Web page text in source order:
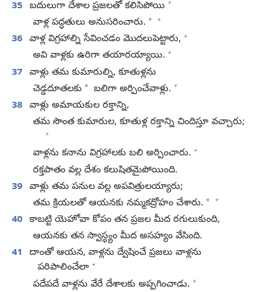
35 బదులుగా దేశాల ప్రజలతో కలిసిపోయి +
వాళ్ల పద్ధతులు అనుసరించారు. * +
36 వాళ్ల విగ్రహాల్ని సేవించడం మొదలుపెట్టారు, +
అవి వాళ్లకు ఉరిగా తయారయ్యాయి. +
37 వాళ్లు తమ కుమారుల్ని, కూతుళ్లను
చెడ్డదూతలకు * బలిగా అర్పించేవాళ్లు. +
38 వాళ్లు అమాయకుల రక్తాన్ని,
తమ సొంత కుమారుల, కూతుళ్ల రక్తాన్ని చిందిస్తూ వచ్చారు;
+
వాళ్లను కనాను విగ్రహాలకు బలి అర్పించారు. +
రక్తపాతం వల్ల దేశం కలుషితమైపోయింది.
39 వాళ్లు తమ పనుల వల్ల అపవిత్రులయ్యారు;
తమ క్రియలతో ఆయనకు నమ్మకద్రోహం చేశారు. * +
40 కాబట్టి యెహోవా కోపం తన ప్రజల మీద రగులుకుంది,
ఆయనకు తన స్వాస్థ్యం మీద అసహ్యం వేసింది.
41
దాంతో ఆయన, వాళ్లను ద్వేషించే ప్రజలు వాళ్లను
పరిపాలించేలా +
పదేపదే వాళ్లను వేరే దేశాలకు అప్పగించాడు. +